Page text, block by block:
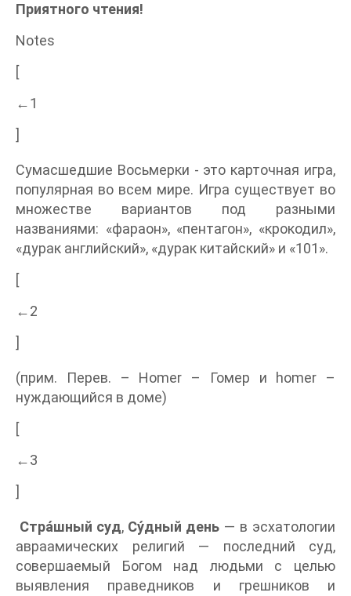
Приятного чтения!
Notes
[
←1
]
Сумасшедшие Восьмерки - это карточная игра,
популярная во всем мире. Игра существует во
множестве вариантов под разными
названиями: «фараон», «пентагон», «крокодил»,
«дурак английский», «дурак китайский» и «101».
[
←2
]
(прим. Перев. – Homer – Гомер и homer –
нуждающийся в доме)
[
←3
]
Стра́шный суд, Су́дный день — в эсхатологии
авраамических религий — последний суд,
совершаемый Богом над людьми с целью
выявления праведников и грешников и